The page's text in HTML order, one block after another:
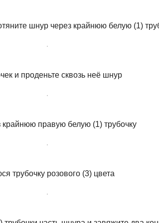
шнур через крайнюю белую (1)
и проденьте сквозь неё шнур
крайнюю правую белую (1) трубочку
трубочку розового (3) цвета